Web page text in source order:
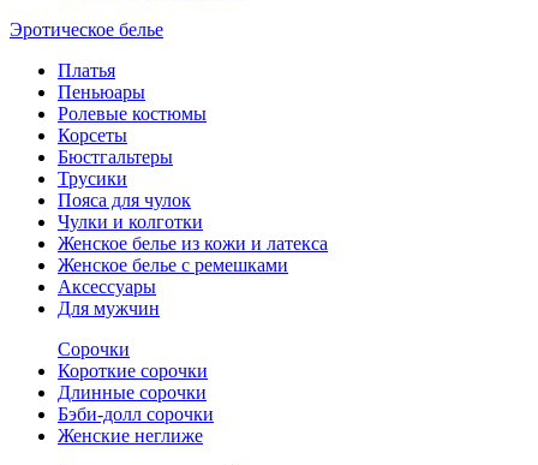
Эротическое белье
Платья
Пеньюары
Ролевые костюмы
Корсеты
Бюстгальтеры
Трусики
Пояса для чулок
Чулки и колготки
Женское белье из кожи и латекса
Женское белье с ремешками
Аксессуары
Для мужчин
Сорочки
Короткие сорочки
Длинные сорочки
Бэби-долл сорочки
Женские неглиже